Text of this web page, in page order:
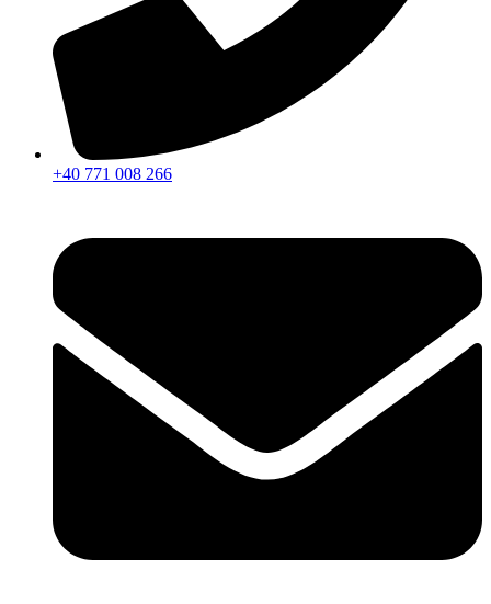
+40 771 008 266